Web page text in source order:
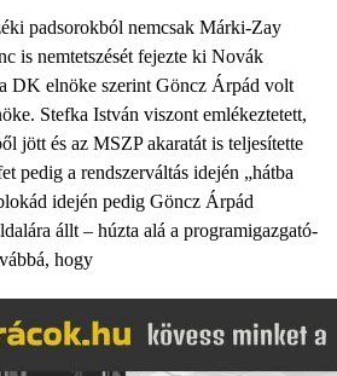
padsorokból nemcsak Márki-Zay
is nemtetszését fejezte ki Novák
DK elnöke szerint Göncz Árpád volt
Stefka István viszont emlékeztetett,
jött és az MSZP akaratát is teljesítette
pedig a rendszerváltás idején „hátba
idején pedig Göncz Árpád
állt – húzta alá a programigazgató-
hogy